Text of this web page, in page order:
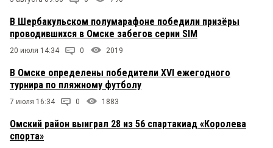
В Шербакульском полумарафоне победили призёры
проводившихся в Омске забегов серии SIM
20 июля 14:34 0 2019
В Омске определены победители XVI ежегодного
турнира по пляжному футболу
7 июля 16:34 0 1883
Омский район выиграл 28 из 56 спартакиад «Королева
спорта»